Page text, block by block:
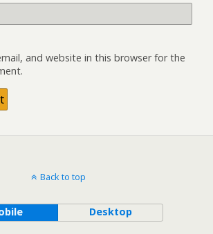
and website in this browser for the
Back to top
Desktop